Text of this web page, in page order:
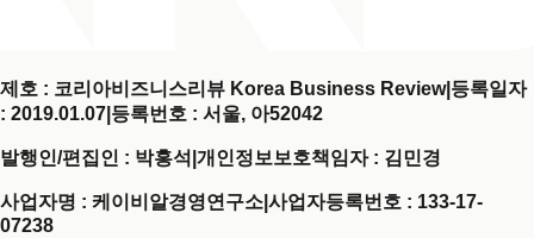
제호 : 코리아비즈니스리뷰 Korea Business Review| 등록일자
: 2019.01.07 등록번호 : 서울, 아52042
발행인/편집인 : 박홍석 개인정보보호책임자 : 김민경
사업자명 : 케이비알경영연구소 사업자등록번호 : 133-17-
07238